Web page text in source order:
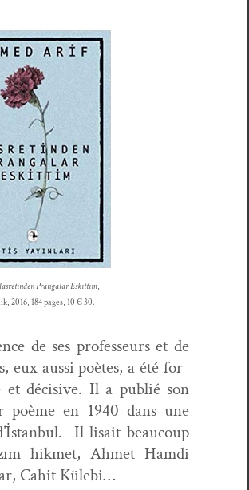
Pran­galar Eskit­tim,
2016, 184 pages, 10 € 30.
de ses pro­fesseurs et de
eux aus­si poètes, a été for­
et déci­sive. Il a pub­lié son
poème en 1940 dans une
Il lisait beau­coup
hik­met, Ahmet Ham­di
Cahit Külebi…